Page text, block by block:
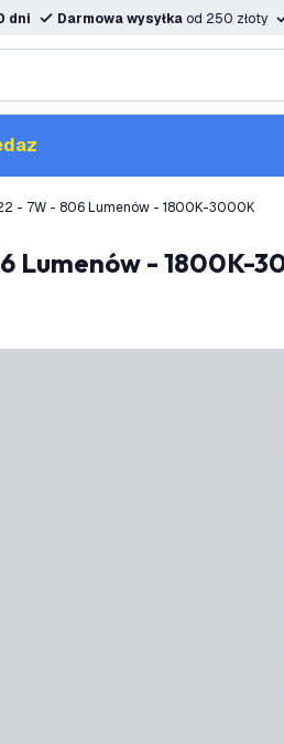
dni Darmowa wysyłka od 250 złoty
- 7W - 806 Lumenów - 1800K-3000K
Lumenów - 1800K-